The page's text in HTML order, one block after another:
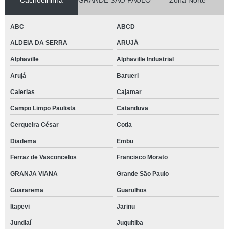
ABC ABCD
ALDEIA DA SERRA ARUJÁ
Alphaville Alphaville Industrial
Arujá Barueri
Caierias Cajamar
Campo Limpo Paulista Catanduva
Cerqueira César Cotia
Diadema Embu
Ferraz de Vasconcelos Francisco Morato
GRANJA VIANA Grande São Paulo
Guararema Guarulhos
Itapevi Jarinu
Jundiaí Juquitiba